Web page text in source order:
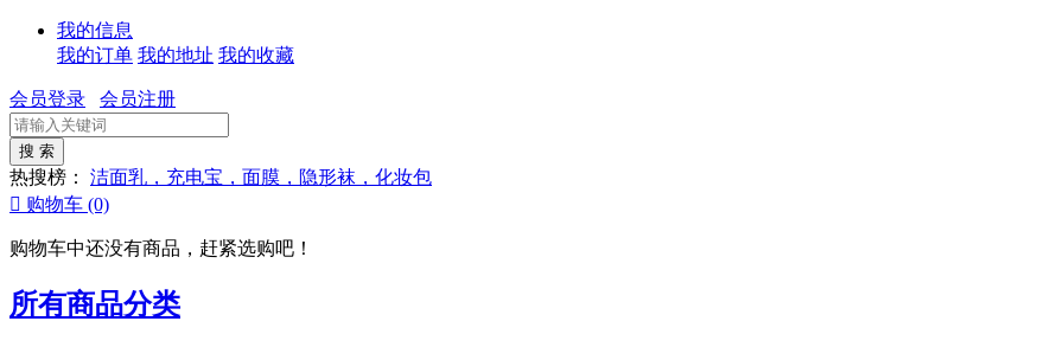
我的信息
我的订单 我的地址 我的收藏
会员登录 会员注册
热搜榜：
洁面乳，充电宝，面膜，隐形袜，化妆包
 购物车 (0)
购物车中还没有商品，赶紧选购吧！
所有商品分类